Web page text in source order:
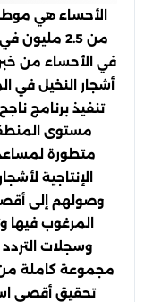
الأحساء هي
من 2.5
في الأحساء من
أشجار النخيل في
تنفيذ برنامج
مستوى
متطورة
الإنتاجية
وصولهم إلى أقصى
المرغوب فيها
وسجلات
مجموعة كاملة من
تحقيق أقصى